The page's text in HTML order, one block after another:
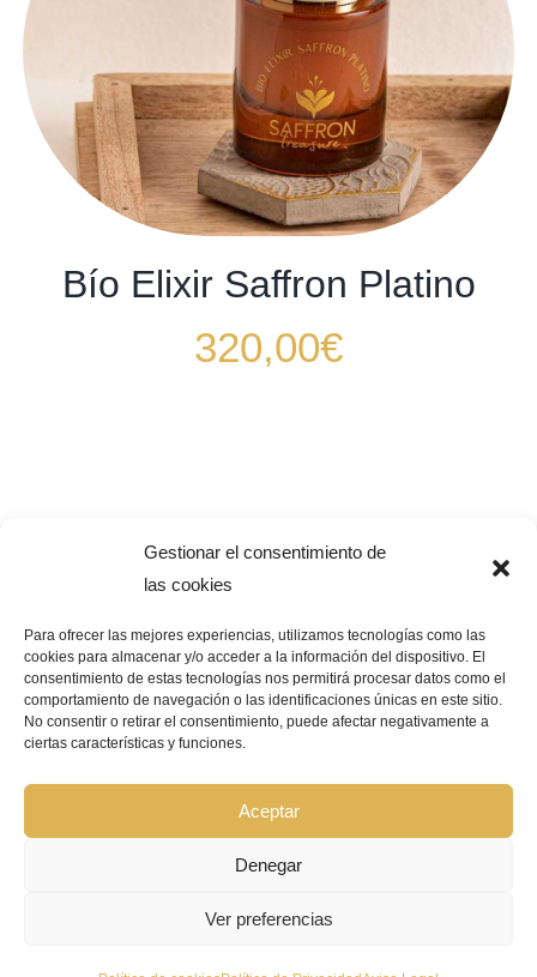
Gestionar el consentimiento de
las cookies
Para ofrecer las mejores experiencias, utilizamos tecnologías como las
cookies para almacenar y/o acceder a la información del dispositivo. El
consentimiento de estas tecnologías nos permitirá procesar datos como el
comportamiento de navegación o las identificaciones únicas en este sitio.
No consentir o retirar el consentimiento, puede afectar negativamente a
ciertas características y funciones.
Aceptar
Denegar
Ver preferencias
Bío Elixir Saffron Platino
320,00€
Pago Seguro –¿Que significa?
© Copyright 2026 | GRUPO BIOCOSMÉTICA LA FLOR DEL AZAFRÁN |
FONDOS FEDER :